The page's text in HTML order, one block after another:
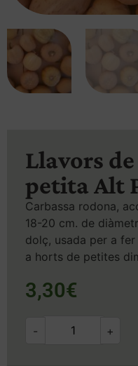
Llavors
petita Alt
Carbassa rodona,
18-20 cm. de
dolç, usada per a
a horts de petites
3,30€
- +